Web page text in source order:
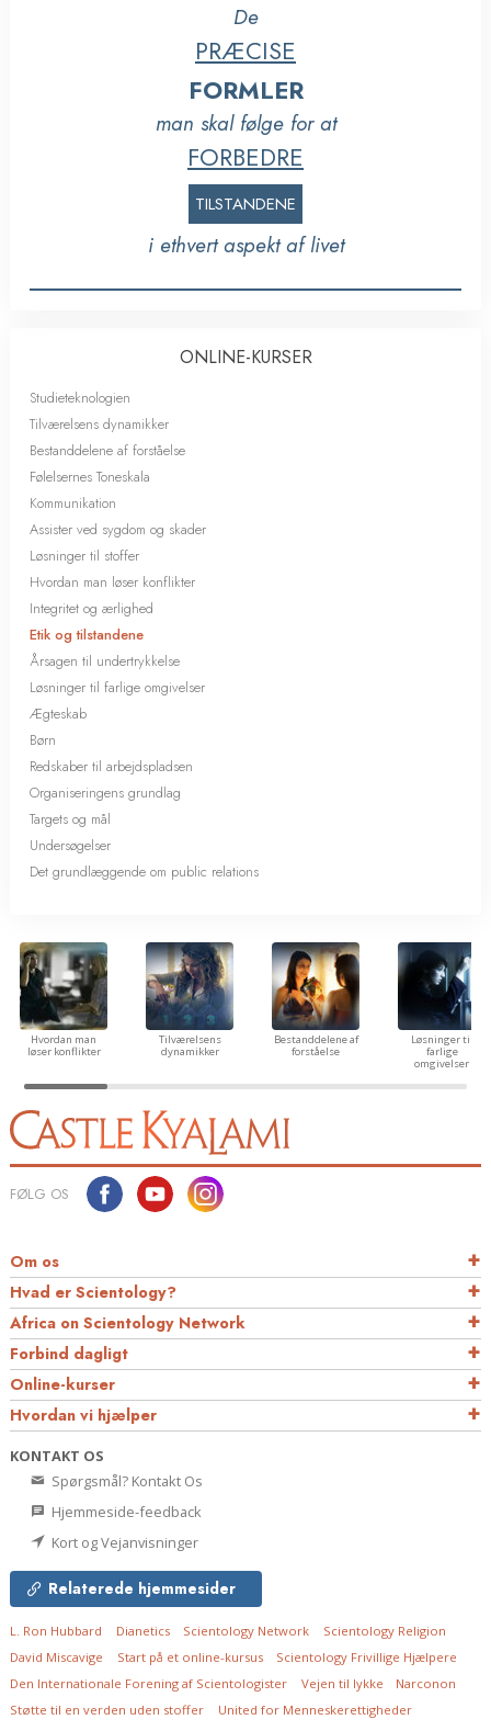
De
PRÆCISE
FORMLER
man skal følge for at
FORBEDRE
TILSTANDENE
i ethvert aspekt af livet
ONLINE-KURSER
Studieteknologien
Tilværelsens dynamikker
Bestanddelene af forståelse
Følelsernes Toneskala
Kommunikation
Assister ved sygdom og skader
Løsninger til stoffer
Hvordan man løser konflikter
Integritet og ærlighed
Etik og tilstandene
Årsagen til undertrykkelse
Løsninger til farlige omgivelser
Ægteskab
Børn
Redskaber til arbejdspladsen
Organiseringens grundlag
Targets og mål
Undersøgelser
Det grundlæggende om public relations
Hvordan man
løser konflikter
Tilværelsens
dynamikker
Bestanddelene af
forståelse
Løsninger til
farlige
omgivelser
FØLG OS
Om os
Hvad er Scientology?
Africa on Scientology Network
Forbind dagligt
Online-kurser
Hvordan vi hjælper
KONTAKT OS
Spørgsmål? Kontakt Os
Hjemmeside-feedback
Kort og Vejanvisninger
Relaterede hjemmesider
L. Ron Hubbard Dianetics Scientology Network
Scientology Religion
David Miscavige
Start på et online-kursus
Scientology Frivillige Hjælpere
Den Internationale Forening af Scientologister
Vejen til lykke
Narconon
Støtte til en verden uden stoffer
United for Menneskerettigheder